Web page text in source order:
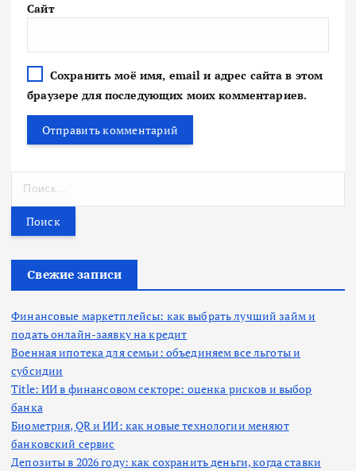
Сайт
Сохранить моё имя, email и адрес сайта в этом
браузере для последующих моих комментариев.
т
Свежие записи
Финансовые маркетплейсы: как выбрать лучший займ и
подать онлайн-заявку на кредит
Военная ипотека для семьи: объединяем все льготы и
субсидии
Title: ИИ в финансовом секторе: оценка рисков и выбор
банка
Биометрия, QR и ИИ: как новые технологии меняют
банковский сервис
Депозиты в 2026 году: как сохранить деньги, когда ставки